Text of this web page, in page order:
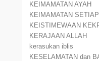
KEIMAMATAN AYAH
KEIMAMATAN
KEISTIMEWAAN
KERAJAAN ALLAH
kerasukan iblis
KESELAMATAN dan